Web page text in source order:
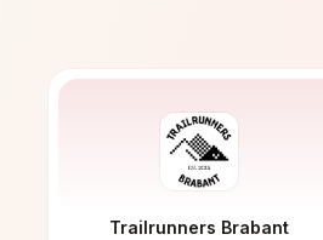
Trailrunners Brabant